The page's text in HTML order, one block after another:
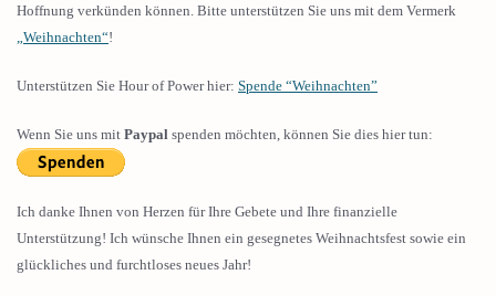
Hoffnung verkünden können. Bitte unterstützen Sie uns mit dem Vermerk
„Weihnachten“!
Unterstützen Sie Hour of Power hier: Spende “Weihnachten”
Wenn Sie uns mit Paypal spenden möchten, können Sie dies hier tun:
Ich danke Ihnen von Herzen für Ihre Gebete und Ihre finanzielle
Unterstützung! Ich wünsche Ihnen ein gesegnetes Weihnachtsfest sowie ein
glückliches und furchtloses neues Jahr!